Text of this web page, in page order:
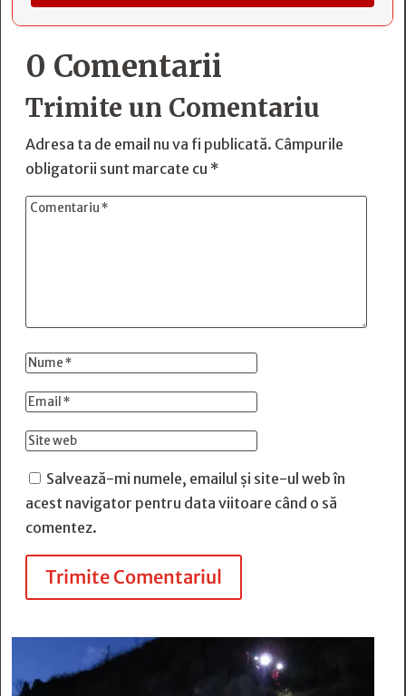
0 Comentarii
Trimite un Comentariu
Adresa ta de email nu va fi publicată. Câmpurile
obligatorii sunt marcate cu *
Salvează-mi numele, emailul și site-ul web în
acest navigator pentru data viitoare când o să
comentez.
Trimite Comentariul